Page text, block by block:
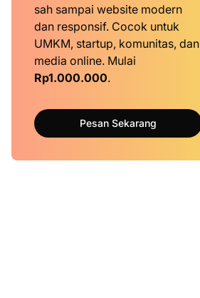
sah sampai website modern
dan responsif. Cocok untuk
UMKM, startup, komunitas, dan
media online. Mulai
Rp1.000.000.
Pesan Sekarang